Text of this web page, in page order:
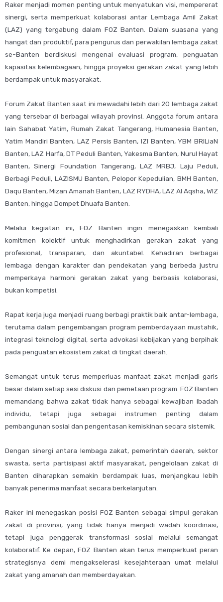
Raker menjadi momen penting untuk menyatukan visi, mempererat
sinergi, serta memperkuat kolaborasi antar Lembaga Amil Zakat
(LAZ) yang tergabung dalam FOZ Banten. Dalam suasana yang
hangat dan produktif, para pengurus dan perwakilan lembaga zakat
se-Banten berdiskusi mengenai evaluasi program, penguatan
kapasitas kelembagaan, hingga proyeksi gerakan zakat yang lebih
berdampak untuk masyarakat.
Forum Zakat Banten saat ini mewadahi lebih dari 20 lembaga zakat
yang tersebar di berbagai wilayah provinsi. Anggota forum antara
lain Sahabat Yatim, Rumah Zakat Tangerang, Humanesia Banten,
Yatim Mandiri Banten, LAZ Persis Banten, IZI Banten, YBM BRILiaN
Banten, LAZ Harfa, DT Peduli Banten, Yakesma Banten, Nurul Hayat
Banten, Sinergi Foundation Tangerang, LAZ MRBJ, Laju Peduli,
Berbagi Peduli, LAZISMU Banten, Pelopor Kepedulian, BMH Banten,
Daqu Banten, Mizan Amanah Banten, LAZ RYDHA, LAZ Al Aqsha, WIZ
Banten, hingga Dompet Dhuafa Banten.
Melalui kegiatan ini, FOZ Banten ingin menegaskan kembali
komitmen kolektif untuk menghadirkan gerakan zakat yang
profesional, transparan, dan akuntabel. Kehadiran berbagai
lembaga dengan karakter dan pendekatan yang berbeda justru
memperkaya harmoni gerakan zakat yang berbasis kolaborasi,
bukan kompetisi.
Rapat kerja juga menjadi ruang berbagi praktik baik antar-lembaga,
terutama dalam pengembangan program pemberdayaan mustahik,
integrasi teknologi digital, serta advokasi kebijakan yang berpihak
pada penguatan ekosistem zakat di tingkat daerah.
Semangat untuk terus memperluas manfaat zakat menjadi garis
besar dalam setiap sesi diskusi dan pemetaan program. FOZ Banten
memandang bahwa zakat tidak hanya sebagai kewajiban ibadah
individu, tetapi juga sebagai instrumen penting dalam
pembangunan sosial dan pengentasan kemiskinan secara sistemik.
Dengan sinergi antara lembaga zakat, pemerintah daerah, sektor
swasta, serta partisipasi aktif masyarakat, pengelolaan zakat di
Banten diharapkan semakin berdampak luas, menjangkau lebih
banyak penerima manfaat secara berkelanjutan.
Raker ini menegaskan posisi FOZ Banten sebagai simpul gerakan
zakat di provinsi, yang tidak hanya menjadi wadah koordinasi,
tetapi juga penggerak transformasi sosial melalui semangat
kolaboratif. Ke depan, FOZ Banten akan terus memperkuat peran
strategisnya demi mengakselerasi kesejahteraan umat melalui
zakat yang amanah dan memberdayakan.